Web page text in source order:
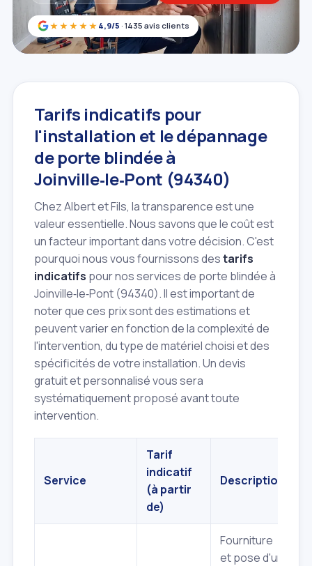
★★★★★ 4,9/5 · 1435 avis clients
Tarifs indicatifs pour
l'installation et le dépannage
de porte blindée à
Joinville‑le‑Pont (94340)
Chez Albert et Fils, la transparence est une
valeur essentielle. Nous savons que le coût est
un facteur important dans votre décision. C'est
pourquoi nous vous fournissons destarifs
indicatifs pour nos services de porte blindée à
Joinville‑le‑Pont (94340). Il est important de
noter que ces prix sont des estimations et
peuvent varier en fonction de la complexité de
l'intervention, du type de matériel choisi et des
spécificités de votre installation. Un devis
gratuit et personnalisé vous sera
systématiquement proposé avant toute
intervention.
Service
Tarif
indicatif
(à partir
de)
Description
Fourniture
et pose d'un